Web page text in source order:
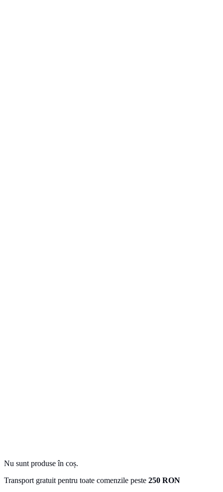
Nu sunt produse în coș.
Transport gratuit pentru toate comenzile peste 250 RON